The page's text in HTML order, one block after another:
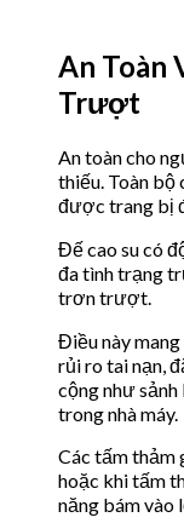
An Toàn
Trượt
An toàn cho
thiếu. Toàn bộ
được trang bị
Đế cao su có
đa tình trạng
trơn trượt.
Điều này
rủi ro tai nạn,
cộng như sảnh
trong nhà máy.
Các tấm thảm
hoặc khi tấm
năng bám vào